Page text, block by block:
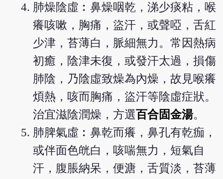
肺燥陰虛︰鼻燥咽乾，涕少痰粘，喉
癢咳嗽，胸痛，盜汗，或聲啞，舌紅
少津，苔薄白，脈細無力。常因熱病
初癒，陰津未復，或發汗太過，損傷
肺陰，乃陰虛致燥為內燥，故見喉癢
煩熱，咳而胸痛，盜汗等陰虛症狀。
治宜滋陰潤燥，方選百合固金湯。
肺脾氣虛︰鼻乾而癢，鼻孔有乾痂，
或伴面色㿠白，咳喘無力，短氣自
汗，腹脹納呆，便溏，舌質淡，苔薄